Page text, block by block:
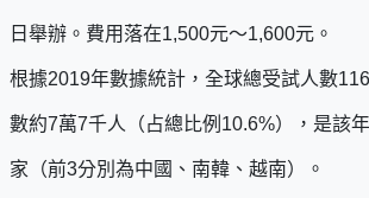
日舉辦。費用落在1,500元～1,600元。
根據2019年數據統計，全球總受試人數
數約7萬7千人（占總比例10.6%），是該
家（前3分別為中國、南韓、越南）。